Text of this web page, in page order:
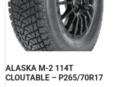
ALASKA M-2 114T
CLOUTABLE – P265/70R17